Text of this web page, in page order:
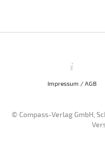
Impressum / AGB
© Compass-Verlag GmbH,